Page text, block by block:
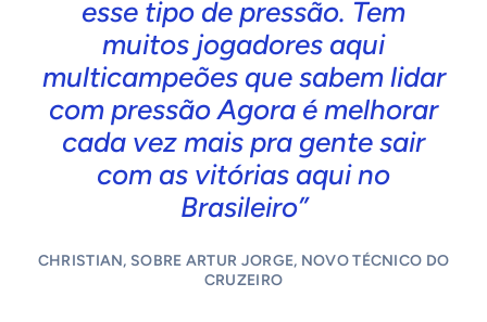
esse tipo de pressão. Tem
muitos jogadores aqui
multicampeões que sabem lidar
com pressão Agora é melhorar
cada vez mais pra gente sair
com as vitórias aqui no
Brasileiro”
CHRISTIAN, SOBRE ARTUR JORGE, NOVO TÉCNICO DO
CRUZEIRO